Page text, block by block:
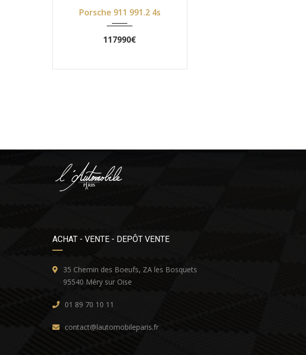
Porsche 911 991.2 4s
117990€
ACHAT - VENTE - DEPÔT VENTE
35 Chemin des Boeufs, ZA les Bosquets
95540 Méry sur Oise
01 89 70 10 11
contact@lautomobileparis.fr